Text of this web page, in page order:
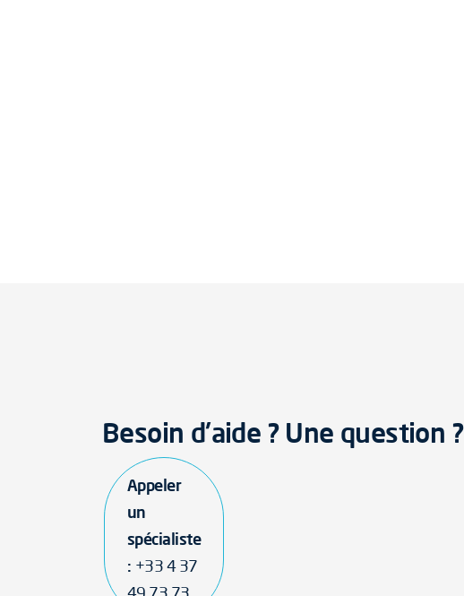
Besoin d'aide ? Une question ?
Appeler
un
spécialiste
: +33 4 37